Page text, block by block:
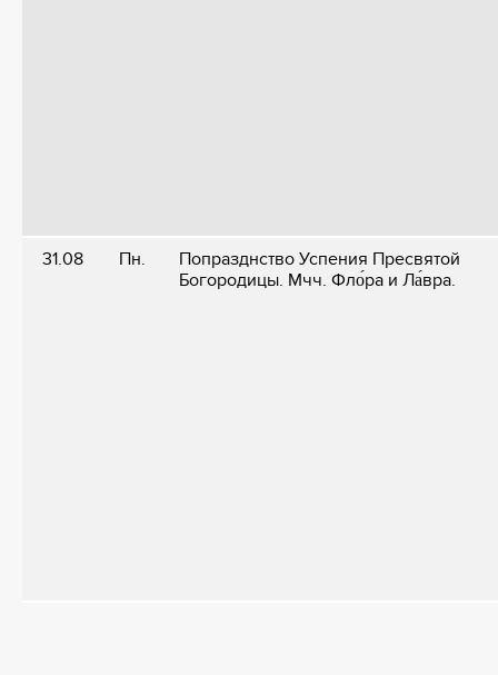
31.08 Пн.
Попразднство Успения Пресвятой
Богородицы. Мчч. Фло́ра и Ла́вра.